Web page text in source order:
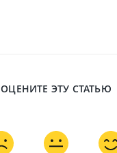
ОЦЕНИТЕ ЭТУ СТАТЬЮ